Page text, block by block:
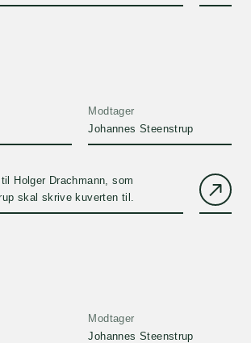
Jac…
Modtager
Johannes Steenstrup
Holger Drachmann, som
skal skrive kuverten til.
Modtager
Johannes Steenstrup